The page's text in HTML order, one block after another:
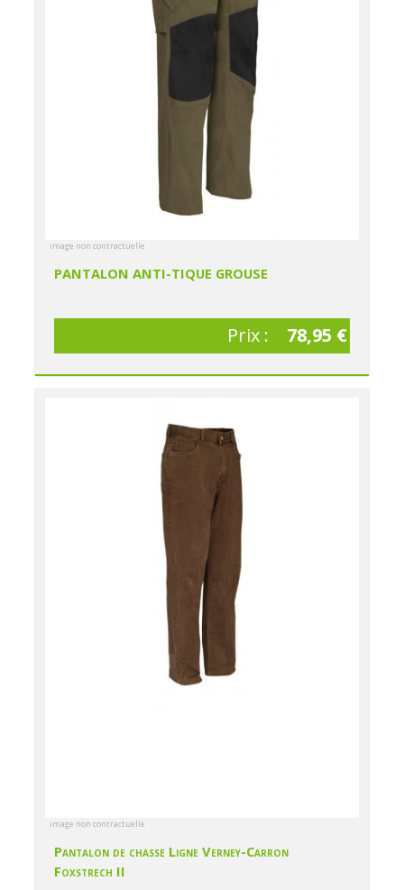
image non contractuelle
PANTALON ANTI-TIQUE GROUSE
Prix : 78,95 €
image non contractuelle
Pantalon de chasse Ligne Verney-Carron
Foxstrech II